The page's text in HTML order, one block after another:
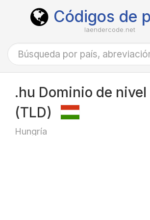
Códigos de
laendercode.net
.hu Dominio de
(TLD)
Hungría